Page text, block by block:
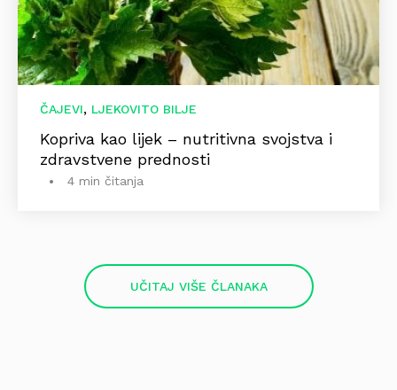
ČAJEVI, LJEKOVITO BILJE
Kopriva kao lijek – nutritivna svojstva i
zdravstvene prednosti
4 min čitanja
UČITAJ VIŠE ČLANAKA